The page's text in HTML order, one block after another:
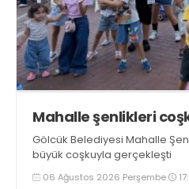
Mahalle şenlikleri
Gölcük Belediyesi Mahalle
büyük coşkuyla gerçekleşti
06 Ağustos 2026 Perşembe